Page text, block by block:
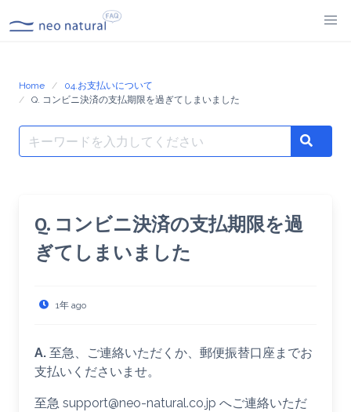
to
Home
04.お支払いについて
Q. コンビニ決済の支払期限を過ぎてしまいました
Search
for:
Search
Q. コンビニ決済の支払期限を過
ぎてしまいました
1年 ago
A. 至急、ご連絡いただくか、郵便振替口座までお
支払いくださいませ。
至急 support@neo-natural.co.jp へご連絡いただ